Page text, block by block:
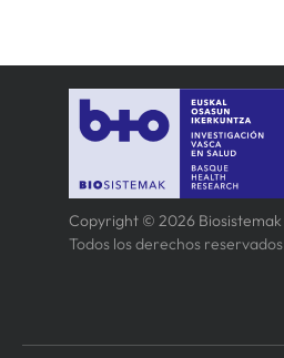
Copyright © 2026 Biosistemak
Todos los derechos reservados